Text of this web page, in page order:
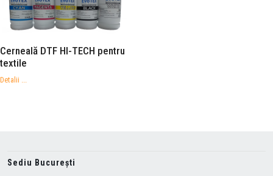
Cerneală DTF HI-TECH pentru
textile
Detalii ...
Sediu București